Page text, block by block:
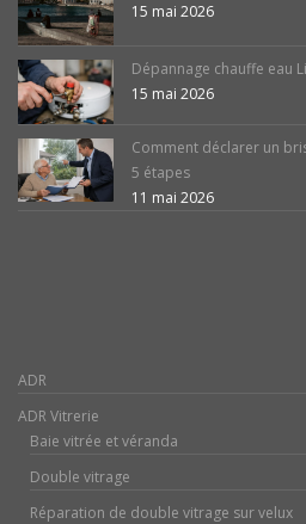
15 mai 2026
Dépannage chauffe eau
15 mai 2026
Comment déclarer un
5 étapes
11 mai 2026
ADR
ADR Vitrerie
Baie vitrée et véranda
Double vitrage
Réparation de double vitrage sur velux